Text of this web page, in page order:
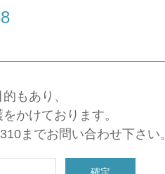
もあり、
かけております。
までお問い合わせ下さい。